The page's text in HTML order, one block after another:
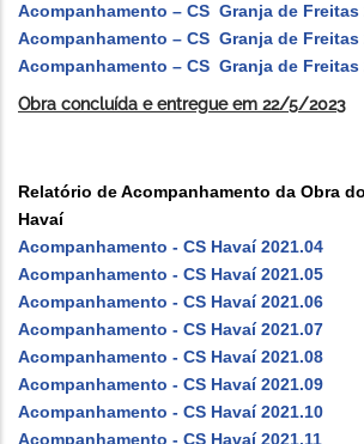
Acompanhamento – CS Granja de Freitas
Acompanhamento – CS Granja de Freitas
Acompanhamento – CS Granja de Freitas
Obra concluída e entregue em 22/5/2023
Relatório de Acompanhamento da Obra
Havaí
Acompanhamento - CS Havaí 2021.04
Acompanhamento - CS Havaí 2021.05
Acompanhamento - CS Havaí 2021.06
Acompanhamento - CS Havaí 2021.07
Acompanhamento - CS Havaí 2021.08
Acompanhamento - CS Havaí 2021.09
Acompanhamento - CS Havaí 2021.10
Acompanhamento - CS Havaí 2021.11